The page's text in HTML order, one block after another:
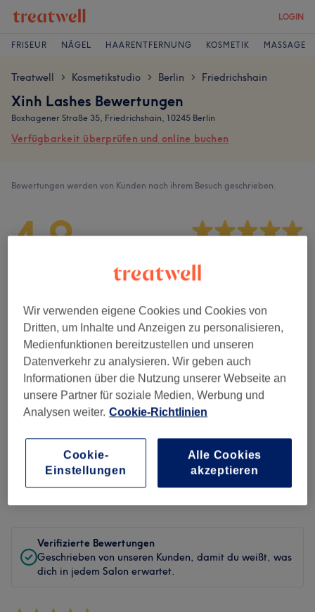
LOGIN
FRISEUR NÄGEL HAARENTFERNUNG KOSMETIK MASSAGE
Treatwell > Kosmetikstudio > Berlin > Friedrichshain
Xinh Lashes Bewertungen
Boxhagener Straße 35, Friedrichshain, 10245 Berlin
Verfügbarkeit überprüfen und online buchen
Bewertungen werden von Kunden nach ihrem Besuch geschrieben.
4,9
Sauberkeit
Service
Bewertungen filtern
Behandlung Alle Bewertungen
Verifizierte Bewertungen
Geschrieben von unseren Kunden, damit du weißt, was
dich in jedem Salon erwartet.
Wir verwenden eigene Cookies und Cookies von
Dritten, um Inhalte und Anzeigen zu personalisieren,
Medienfunktionen bereitzustellen und unseren
Datenverkehr zu analysieren. Wir geben auch
Informationen über die Nutzung unserer Webseite an
unsere Partner für soziale Medien, Werbung und
Analysen weiter. Cookie-Richtlinien
Cookie-
Einstellungen
Alle Cookies
akzeptieren